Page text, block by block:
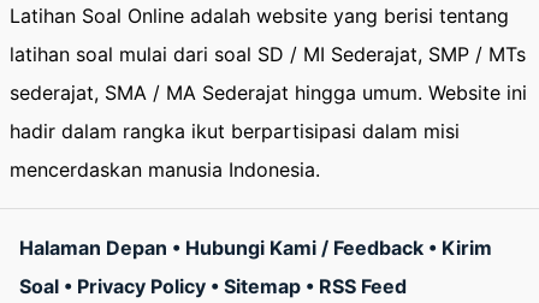
Latihan Soal Online adalah website yang berisi tentang
latihan soal mulai dari soal SD / MI Sederajat, SMP / MTs
sederajat, SMA / MA Sederajat hingga umum. Website ini
hadir dalam rangka ikut berpartisipasi dalam misi
mencerdaskan manusia Indonesia.
Halaman Depan • Hubungi Kami / Feedback • Kirim
Soal • Privacy Policy • Sitemap • RSS Feed